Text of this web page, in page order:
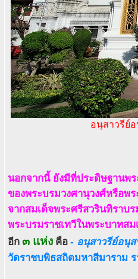
อนุสาวรีย์
นอกจากนี้ ยังมีที่ประดิษฐานพ
ของพระบรมวงศานุวงศ์หรือพ
จากสมเด็จพระศรีสวรินทิราบ
พระบรมราชเทวีในพระบาทส
อีก ๓ แห่ง คือ - อนุสาวรีย์อนุ
วัดราชบพิธสถิตมหาสีมาราม